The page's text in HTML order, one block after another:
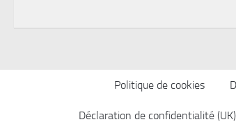
Politique de cookies
Déclaration de confidentialité (UK)